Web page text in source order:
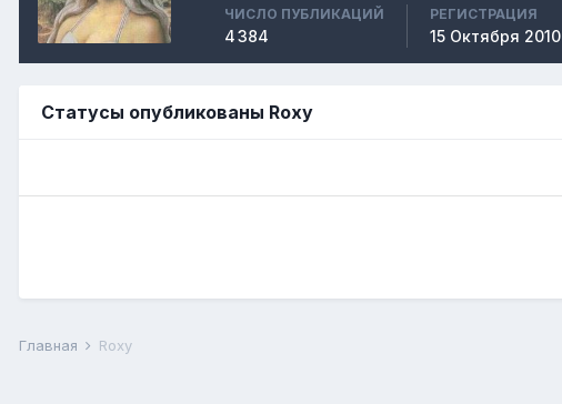
ЧИСЛО ПУБЛИКАЦИЙ
4 384
РЕГИСТРАЦИЯ
15 Октября 2010
Статусы опубликованы Roxy
Главная Roxy